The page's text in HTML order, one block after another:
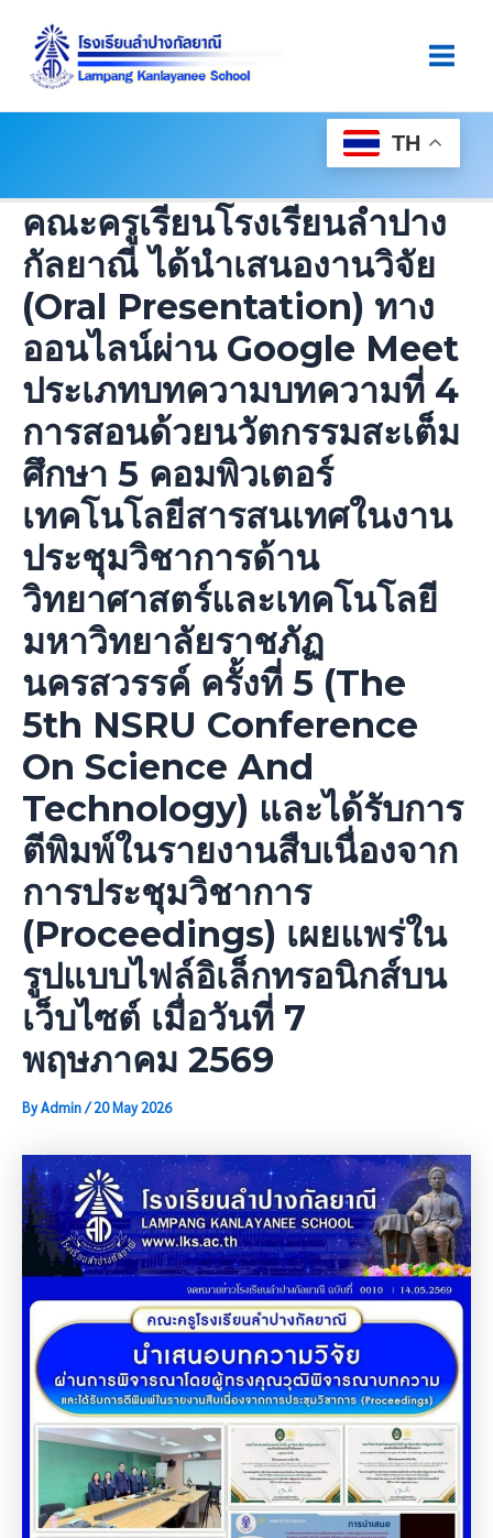
Content
TH
คณะครูเรียนโรงเรียนลำปาง
กัลยาณี ได้นำเสนองานวิจัย
(Oral Presentation) ทาง
ออนไลน์ผ่าน Google Meet
ประเภทบทความบทความที่ 4
การสอนด้วยนวัตกรรมสะเต็ม
ศึกษา 5 คอมพิวเตอร์
เทคโนโลยีสารสนเทศในงาน
ประชุมวิชาการด้าน
วิทยาศาสตร์และเทคโนโลยี
มหาวิทยาลัยราชภัฏ
นครสวรรค์ ครั้งที่ 5 (The
5th NSRU Conference
On Science And
Technology) และได้รับการ
ตีพิมพ์ในรายงานสืบเนื่องจาก
การประชุมวิชาการ
(Proceedings) เผยแพร่ใน
รูปแบบไฟล์อิเล็กทรอนิกส์บน
เว็บไซต์ เมื่อวันที่ 7
พฤษภาคม 2569
ByAdmin/20 May 2026
Navigation